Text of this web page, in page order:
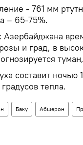
- 761 мм
– 65-75%.
Азербайджана
и град, в
составит
тепла.
Баку Абшерон